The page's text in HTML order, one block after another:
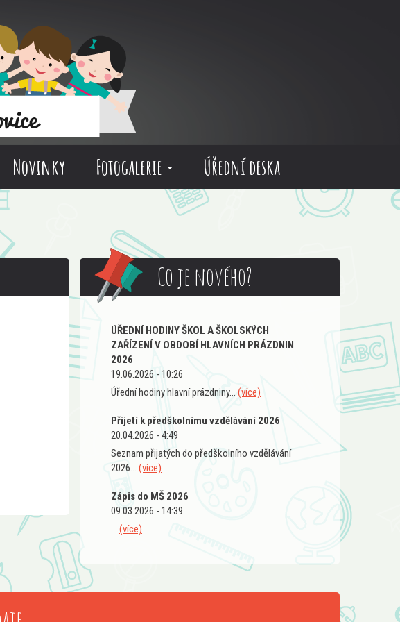
Novinky Fotogalerie Úřední deska
Co je nového?
ÚŘEDNÍ HODINY ŠKOL A ŠKOLSKÝCH
ZAŘÍZENÍ V OBDOBÍ HLAVNÍCH PRÁZDNIN
2026
19.06.2026 - 10:26
Úřední hodiny hlavní prázdniny... (více)
Přijetí k předškolnímu vzdělávání 2026
20.04.2026 - 4:49
Seznam přijatých do předškolního vzdělávání
2026... (více)
Zápis do MŠ 2026
09.03.2026 - 14:39
... (více)